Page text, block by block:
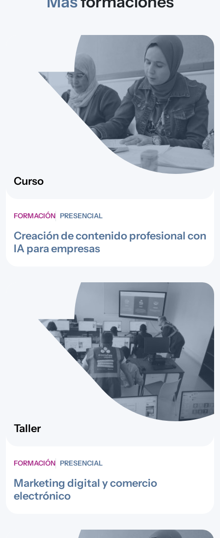
Curso
FORMACIÓN PRESENCIAL
Creación de contenido profesional con
IA para empresas
Taller
FORMACIÓN PRESENCIAL
Marketing digital y comercio
electrónico